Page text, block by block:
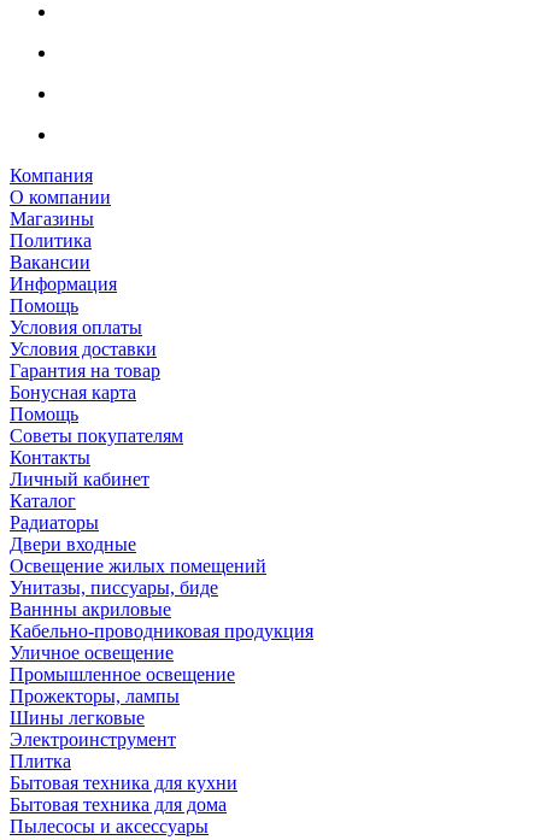
Компания
О компании
Магазины
Политика
Вакансии
Информация
Помощь
Условия оплаты
Условия доставки
Гарантия на товар
Бонусная карта
Помощь
Советы покупателям
Контакты
Личный кабинет
Каталог
Радиаторы
Двери входные
Освещение жилых помещений
Унитазы, писсуары, биде
Ваннны акриловые
Кабельно-проводниковая продукция
Уличное освещение
Промышленное освещение
Прожекторы, лампы
Шины легковые
Электроинструмент
Плитка
Бытовая техника для кухни
Бытовая техника для дома
Пылесосы и аксессуары